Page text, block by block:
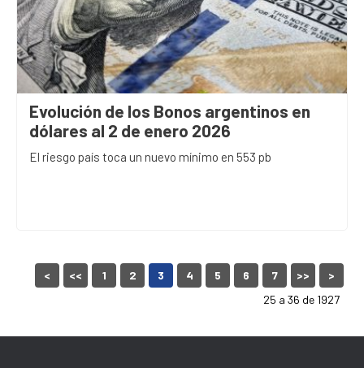
Evolución de los Bonos argentinos en
dólares al 2 de enero 2026
El riesgo país toca un nuevo mínimo en 553 pb
< << 1 2 3 4 5 6 7 >>
>
25 a 36 de 1927